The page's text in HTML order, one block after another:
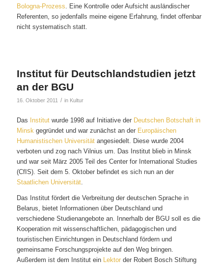
Bologna-Prozess . Eine Kontrolle oder Aufsicht ausländischer
Referenten, so jedenfalls meine eigene Erfahrung, findet offenbar
nicht systematisch statt.
Institut für Deutschlandstudien jetzt
an der BGU
16. Oktober 2011 / in Kultur
Das Institut wurde 1998 auf Initiative der Deutschen Botschaft in
Minsk gegründet und war zunächst an der Europäischen
Humanistischen Universitätangesiedelt. Diese wurde 2004
verboten und zog nach Vilnius um. Das Institut blieb in Minsk
und war seit März 2005 Teil des Center for International Studies
(CfIS). Seit dem 5. Oktober befindet es sich nun an der
Staatlichen Universität.
Das Institut fördert die Verbreitung der deutschen Sprache in
Belarus, bietet Informationen über Deutschland und
verschiedene Studienangebote an. Innerhalb der BGU soll es die
Kooperation mit wissenschaftlichen, pädagogischen und
touristischen Einrichtungen in Deutschland fördern und
gemeinsame Forschungsprojekte auf den Weg bringen.
Außerdem ist dem Institut ein Lektor der Robert Bosch Stiftung